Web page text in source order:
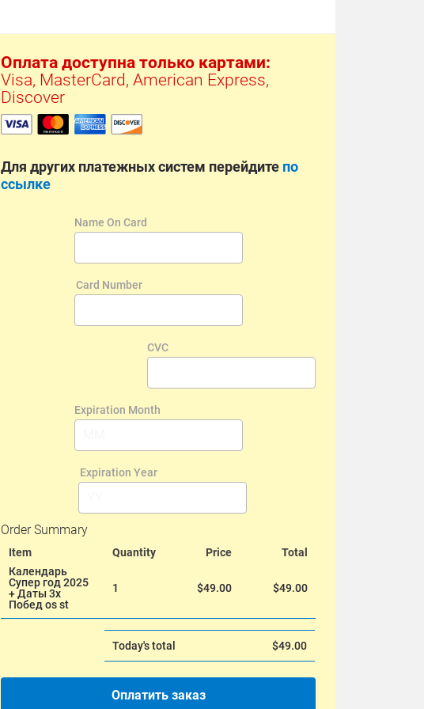
Оплата доступна только картами:
Visa, MasterCard, American Express,
Discover
Для других платежных систем перейдите по
ссылке
Order Summary
Item Quantity Price
Total
Календарь
Супер год 2025
+ Даты 3х
Побед os st
1 $49.00 $49.00
Today's total $49.00
Оплатить заказ